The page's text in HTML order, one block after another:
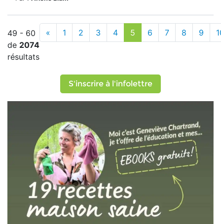
49 - 60
de 2074
résultats
« 1 2 3 4 5 6 7 8 9
S'inscrire à l'infolettre